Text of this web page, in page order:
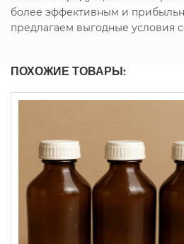
более эффективным и
предлагаем выгодные условия
ПОХОЖИЕ ТОВАРЫ: